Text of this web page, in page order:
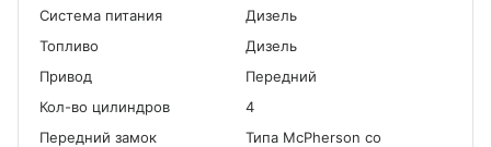
Система питания
Дизель
Топливо
Дизель
Привод
Передний
Кол-во цилиндров
4
Передний замок
Типа McPherson со